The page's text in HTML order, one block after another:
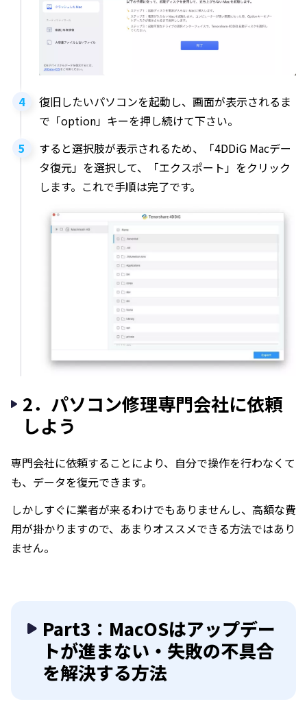
復旧したいパソコンを起動し、画面が表示されるま
で「option」キーを押し続けて下さい。
すると選択肢が表示されるため、「4DDiG Macデー
タ復元」を選択して、「エクスポート」をクリック
します。これで手順は完了です。
2．パソコン修理専門会社に依頼
しよう
専門会社に依頼することにより、自分で操作を行わなくて
も、データを復元できます。
しかしすぐに業者が来るわけでもありませんし、高額な費
用が掛かりますので、あまりオススメできる方法ではあり
ません。
Part3：MacOSはアップデー
トが進まない・失敗の不具合
を解決する方法